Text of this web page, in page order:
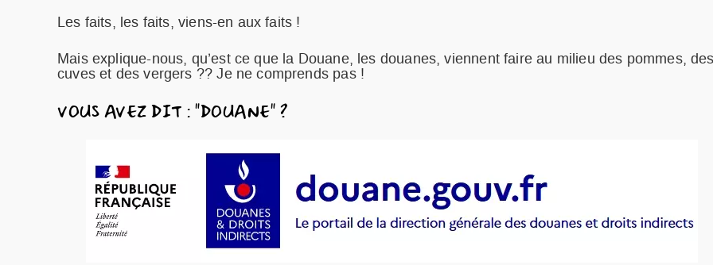
Les faits, les faits, viens-en aux faits !
Mais explique-nous, qu’est ce que la Douane, les douanes, viennent faire au milieu des pommes,
cuves et des vergers ?? Je ne comprends pas !
VOUS AVEZ DIT : "DOUANE" ?